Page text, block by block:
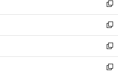
で
開
く
ド
ウ
で
開
く
ィ
ン
ド
ウ
で
開
く
い
ウ
ィ
ン
ド
ウ
で
新
し
い
ウ
ィ
ン
ド
新
し
い
ウ
ィ
新
し
い
新